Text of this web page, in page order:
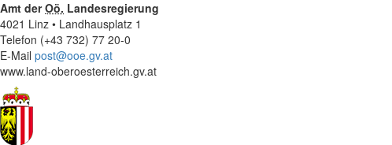
Amt derOö. Landesregierung
4021 Linz • Landhausplatz 1
Telefon (+43 732) 77 20-0
E-Mail post@ooe.gv.at
www.land-oberoesterreich.gv.at